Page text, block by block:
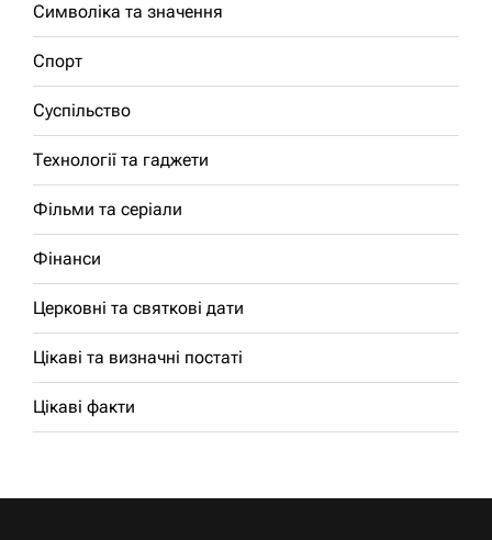
Символіка та значення
Спорт
Суспільство
Технології та гаджети
Фільми та серіали
Фінанси
Церковні та святкові дати
Цікаві та визначні постаті
Цікаві факти